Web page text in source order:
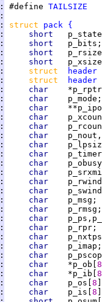
: #define TAILSIZE
:
: struct pack
{
: short
: short
: short
: short
: struct header
: struct header
:
char
:
char
:
char
: char
:
char
:
char
: char
:
char
:
char
:
char
: char
:
char
: char
: char
: char
: char
: char
: char
: char
: char *p_ob[ 8
: char *p_ib[ 8
: char p_os[ 8
: char p_is[ 8